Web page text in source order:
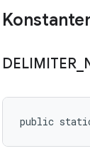
DELIMITER
public static